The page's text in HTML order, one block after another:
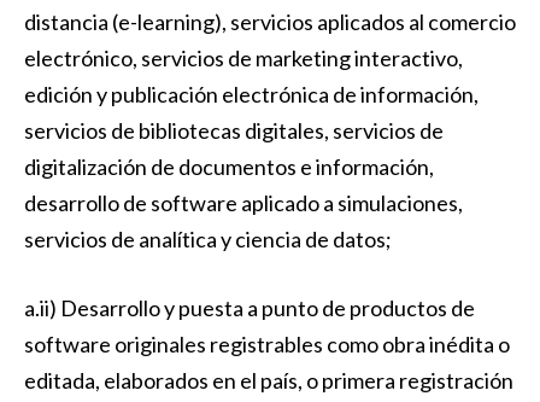
distancia (e-learning), servicios aplicados al comercio
electrónico, servicios de marketing interactivo,
edición y publicación electrónica de información,
servicios de bibliotecas digitales, servicios de
digitalización de documentos e información,
desarrollo de software aplicado a simulaciones,
servicios de analítica y ciencia de datos;
a.ii) Desarrollo y puesta a punto de productos de
software originales registrables como obra inédita o
editada, elaborados en el país, o primera registración